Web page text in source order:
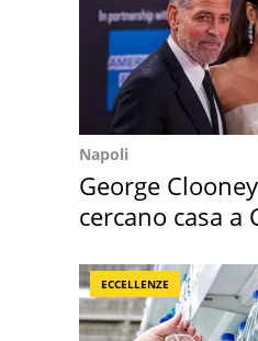
Napoli
George
cercano casa a
ECCELLENZE